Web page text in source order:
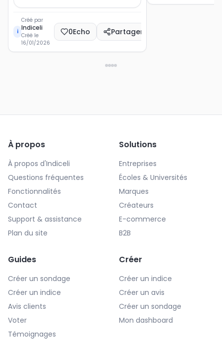
i
Créé par
Indiceli
Créé le
16/01/2026
0Echo Partager
À propos
À propos d'Indiceli
Questions fréquentes
Fonctionnalités
Contact
Support & assistance
Plan du site
Solutions
Entreprises
Écoles & Universités
Marques
Créateurs
E-commerce
B2B
Guides
Créer un sondage
Créer un indice
Avis clients
Voter
Témoignages
Créer
Créer un indice
Créer un avis
Créer un sondage
Mon dashboard